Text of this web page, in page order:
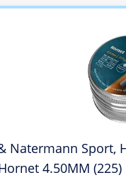
Natermann Sport,
4.50MM